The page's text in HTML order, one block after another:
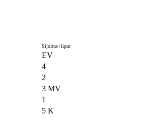
Sijoitus+liput
EV
4
2
3 MV
1
5 K